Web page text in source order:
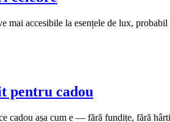
mai accesibile la esențele de lux,
pentru cadou
cadou așa cum e — fără fundițe, fără